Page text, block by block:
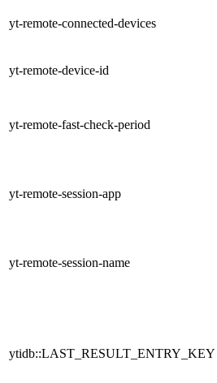
yt-remote-connected-devices
yt-remote-device-id
yt-remote-fast-check-period
yt-remote-session-app
yt-remote-session-name
ytidb::LAST_RESULT_ENTRY_KEY